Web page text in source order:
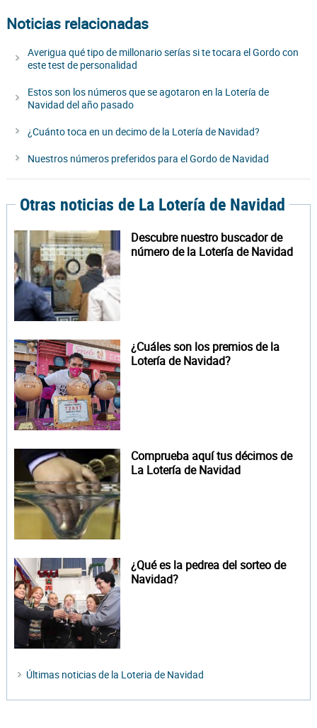
Noticias relacionadas
Averigua qué tipo de millonario serías si te tocara el Gordo con
este test de personalidad
Estos son los números que se agotaron en la Lotería de
Navidad del año pasado
¿Cuánto toca en un decimo de la Lotería de Navidad?
Nuestros números preferidos para el Gordo de Navidad
Otras noticias de La Lotería de Navidad
Descubre nuestro buscador de
número de la Lotería de Navidad
¿Cuáles son los premios de la
Lotería de Navidad?
Comprueba aquí tus décimos de
La Lotería de Navidad
¿Qué es la pedrea del sorteo de
Navidad?
Últimas noticias de la Loteria de Navidad